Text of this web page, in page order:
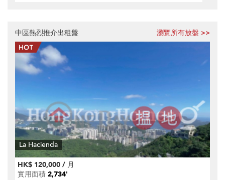
中區熱烈推介出租盤 瀏覽所有放盤 >>
La Hacienda
HK$ 120,000 / 月
實用面積 2,734'